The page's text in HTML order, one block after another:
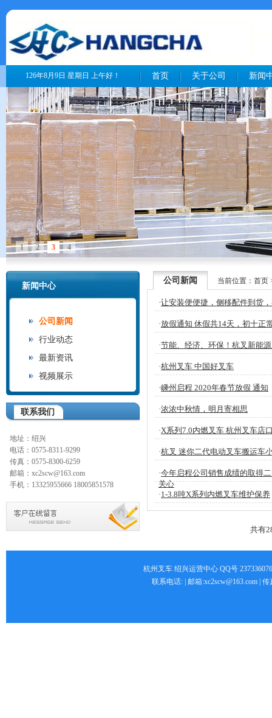
126年8月9日 星期日 上午好！ 首页 关于公司 新闻
1 2 3 4
新闻中心
公司新闻
行业动态
最新资讯
视频展示
联系我们
地址：绍兴
电话：0575-8311-9299
传真：0575-8300-6259
邮箱：xc2scw@163.com
手机：13325955666 18005851578
公司新闻 当前位置： 首页
·让安装便便捷，侧移配件到货
·放假通知 休假共14天，初十正
·节能、经济、环保！杭叉新能
·杭州叉车 中国好叉车
·嵊州启程 2020年春节放假 通知
·浓浓中秋情，明月寄相思
·X系列7.0内燃叉车 杭州叉车店
·杭叉 迷你二代电动叉车搬运车
·今年启程公司销售成绩的取得
关心
·1-3.8吨X系列内燃叉车维护保养
共有
杭州叉车 绍兴运营中心 QQ号
联系电话: | 邮箱:xc2scw@163.com |